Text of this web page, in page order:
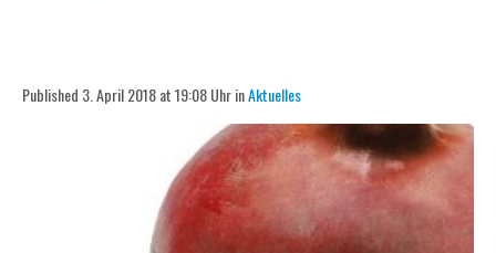
Published 3. April 2018 at 19:08 Uhr inAktuelles